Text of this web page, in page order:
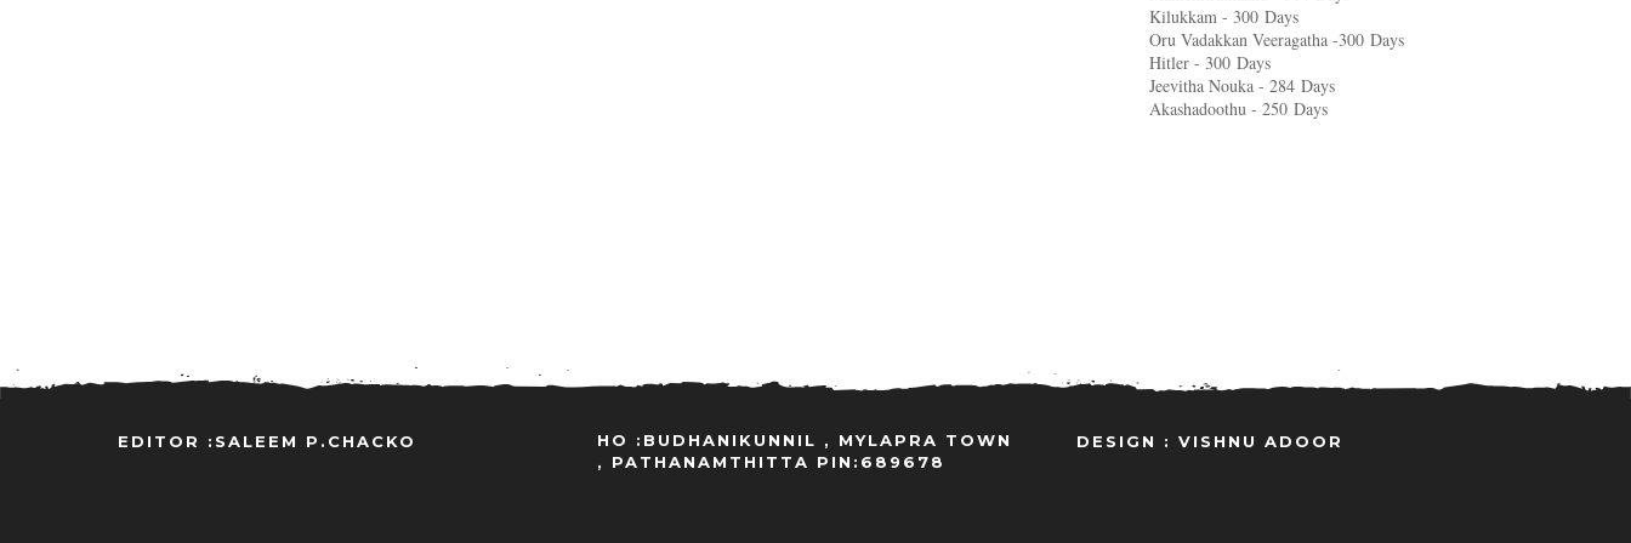
Kilukkam - 300 Days
Oru Vadakkan Veeragatha -300 Days
Hitler - 300 Days
Jeevitha Nouka - 284 Days
Akashadoothu - 250 Days
EDITOR :SALEEM P.CHACKO
HO :BUDHANIKUNNIL , MYLAPRA TOWN
, PATHANAMTHITTA PIN:689678
DESIGN : VISHNU ADOOR